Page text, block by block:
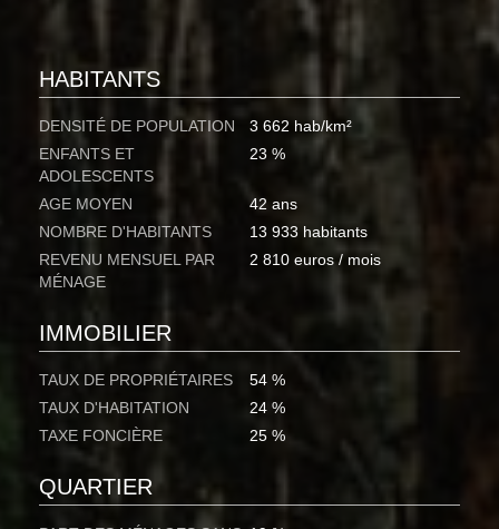
HABITANTS
DENSITÉ DE POPULATION
3 662 hab/km²
ENFANTS ET
ADOLESCENTS
23 %
AGE MOYEN
42 ans
NOMBRE D'HABITANTS
13 933 habitants
REVENU MENSUEL PAR
MÉNAGE
2 810 euros / mois
IMMOBILIER
TAUX DE PROPRIÉTAIRES
54 %
TAUX D'HABITATION
24 %
TAXE FONCIÈRE
25 %
QUARTIER